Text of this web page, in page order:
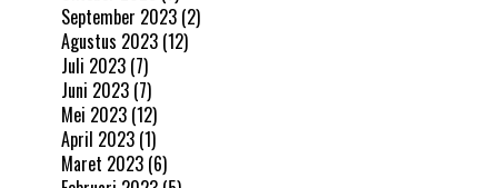
September 2023 (2)
Agustus 2023 (12)
Juli 2023 (7)
Juni 2023 (7)
Mei 2023 (12)
April 2023 (1)
Maret 2023 (6)